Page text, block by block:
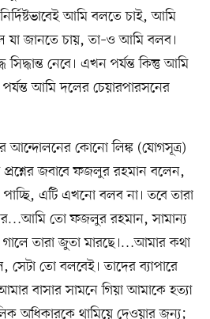
আমি বলতে চাই, আমি
যা জানতে চায়, তা–ও আমি বলব।
নেবে। এখন পর্যন্ত কিন্তু আমি
আমি দলের চেয়ারপারসনের
আন্দোলনের কোনো লিঙ্ক (যোগসূত্র)
জবাবে ফজলুর রহমান বলেন,
এটি এখনো বলব না। তবে তারা
তো ফজলুর রহমান, সামান্য
তারা জুতা মারছে।…আমার কথা
তো বলবেই। তাদের ব্যাপারে
বাসার সামনে গিয়া আমাকে হত্যা
অধিকারকে থামিয়ে দেওয়ার জন্য;